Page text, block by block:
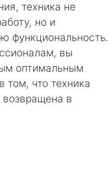
техника не
но и
функциональность.
вы
оптимальным
том, что техника
возвращена в